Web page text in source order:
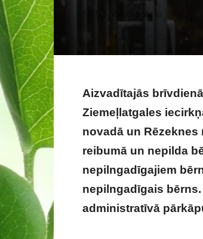
FOTO: Valsts policija
Aizvadītajās
Ziemeļlatgales
novadā un
reibumā un nepilda
nepilngadīgajiem
nepilngadīgais
administratīvā